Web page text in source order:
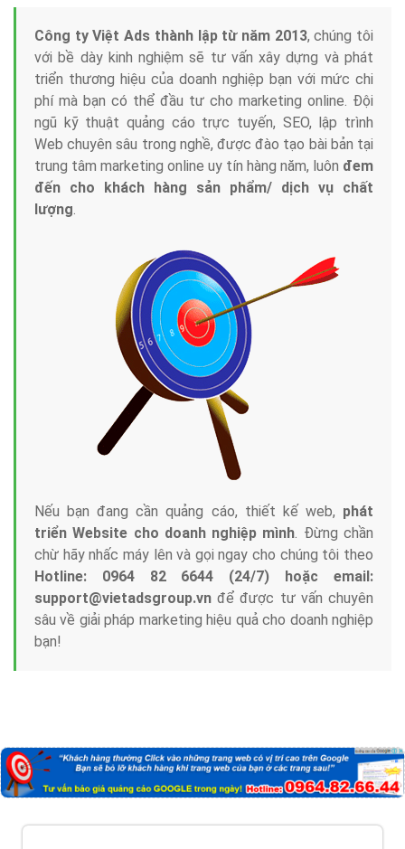
Công ty Việt Ads thành lập từ năm 2013, chúng tôi
với bề dày kinh nghiệm sẽ tư vấn xây dựng và phát
triển thương hiệu của doanh nghiệp bạn với mức chi
phí mà bạn có thể đầu tư cho marketing online. Đội
ngũ kỹ thuật quảng cáo trực tuyến, SEO, lập trình
Web chuyên sâu trong nghề, được đào tạo bài bản tại
trung tâm marketing online uy tín hàng năm, luôn đem
đến cho khách hàng sản phẩm/ dịch vụ chất
lượng.
Nếu bạn đang cần quảng cáo, thiết kế web, phát
triển Website cho doanh nghiệp mình. Đừng chần
chừ hãy nhấc máy lên và gọi ngay cho chúng tôi theo
Hotline: 0964 82 6644 (24/7) hoặc email:
support@vietadsgroup.vn để được tư vấn chuyên
sâu về giải pháp marketing hiệu quả cho doanh nghiệp
bạn!